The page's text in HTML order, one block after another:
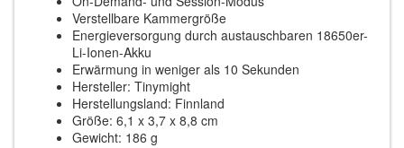
Verstellbare Kammergröße
Energieversorgung durch austauschbaren 18650er-
Li-Ionen-Akku
Erwärmung in weniger als 10 Sekunden
Hersteller: Tinymight
Herstellungsland: Finnland
Größe: 6,1 x 3,7 x 8,8 cm
Gewicht: 186 g